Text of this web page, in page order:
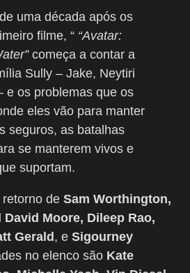
uma década após os
filme, “ “Avatar:
começa a contar a
Sully – Jake, Neytiri
e os problemas que os
eles vão para manter
seguros, as batalhas
se manterem vivos e
suportam.
de Sam Worthington,
Moore, Dileep Rao,
Gerald, e Sigourney
no elenco são Kate